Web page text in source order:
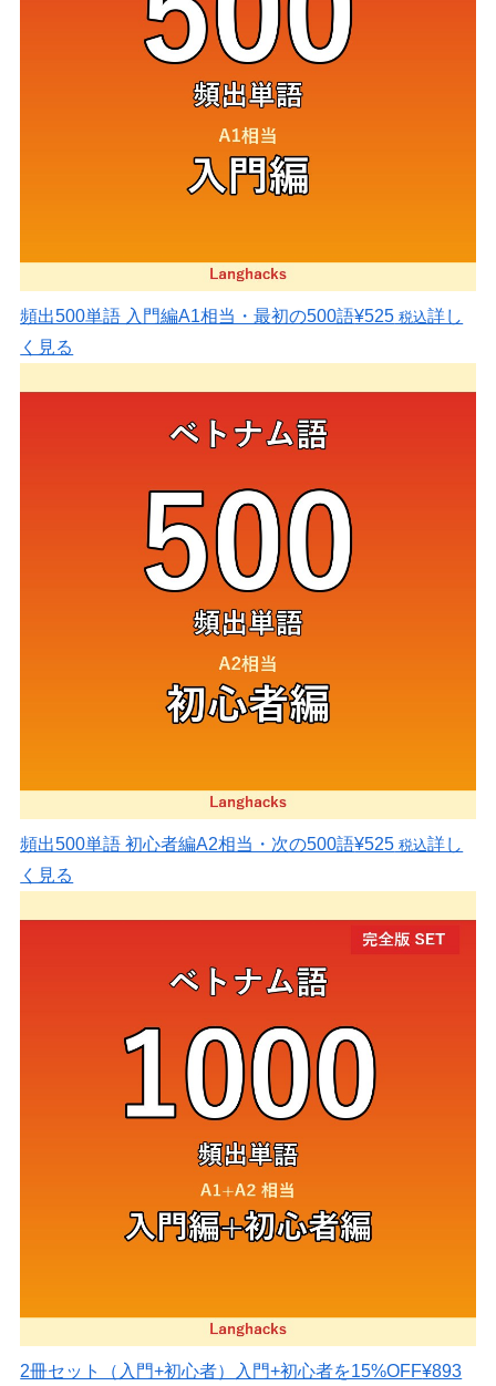
頻出500単語 入門編A1相当・最初の500語¥525 税込詳し
く見る
頻出500単語 初心者編A2相当・次の500語¥525 税込詳し
く見る
2冊セット（入門+初心者） 入門+初心者を15%OFF¥893